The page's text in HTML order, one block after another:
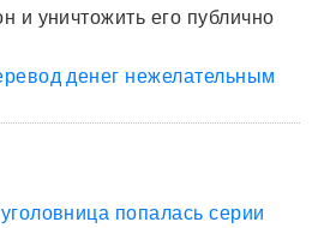
и уничтожить его публично
денег нежелательным
попалась серии